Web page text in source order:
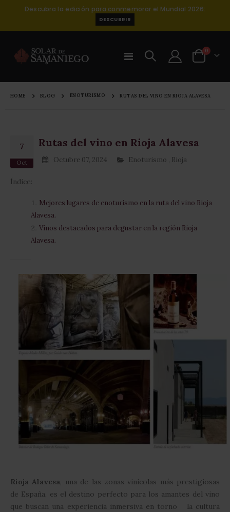
Descubra la edición para conmemorar el Mundial 2026:
DESCUBRIR
Toggle
Cart
0items
HOME BLOG ENOTURISMO RUTAS DEL VINO EN RIOJA ALAVESA
7
Oct
Rutas del vino en Rioja Alavesa
Octubre 07, 2024 Enoturismo , Rioja
Índice:
Mejores lugares de enoturismo en la ruta del vino Rioja
Alavesa.
Vinos destacados para degustar en la región Rioja
Alavesa.
Rioja Alavesa, una de las zonas vinícolas más prestigiosas
de España, es el destino perfecto para los amantes del vino
que buscan una experiencia inmersiva en torno la cultura